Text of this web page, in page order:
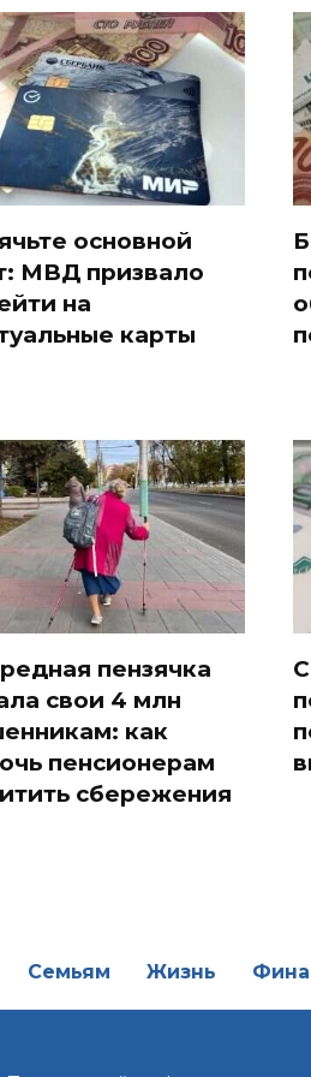
основной
МВД призвало
на
карты
пензячка
свои 4 млн
как
пенсионерам
сбережения
Семьям Жизнь